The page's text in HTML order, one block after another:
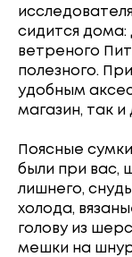
сидится
ветреного
полезного.
удобным
магазин, так и
Поясные
были при вас,
лишнего,
холода,
голову из
мешки на